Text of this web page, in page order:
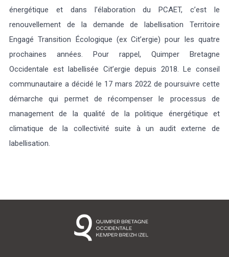
énergétique et dans l’élaboration du PCAET, c’est le
renouvellement de la demande de labellisation Territoire
Engagé Transition Écologique (ex Cit’ergie) pour les quatre
prochaines années. Pour rappel, Quimper Bretagne
Occidentale est labellisée Cit’ergie depuis 2018. Le conseil
communautaire a décidé le 17 mars 2022 de poursuivre cette
démarche qui permet de récompenser le processus de
management de la qualité de la politique énergétique et
climatique de la collectivité suite à un audit externe de
labellisation.